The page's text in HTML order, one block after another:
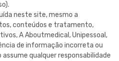
neste site, mesmo a
conteúdos e tratamento,
AAboutmedical, Unipessoal,
de informação incorreta ou
qualquer responsabilidade